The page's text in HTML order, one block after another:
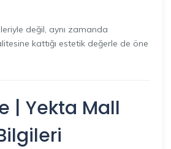
değil, aynı zamanda
kattığı estetik değerle de öne
| Yekta Mall